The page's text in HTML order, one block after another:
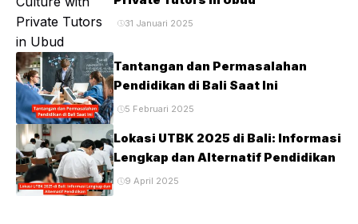
31 Januari 2025
Tantangan dan Permasalahan
Pendidikan di Bali Saat Ini
5 Februari 2025
Lokasi UTBK 2025 di Bali: Informasi
Lengkap dan Alternatif Pendidikan
9 April 2025